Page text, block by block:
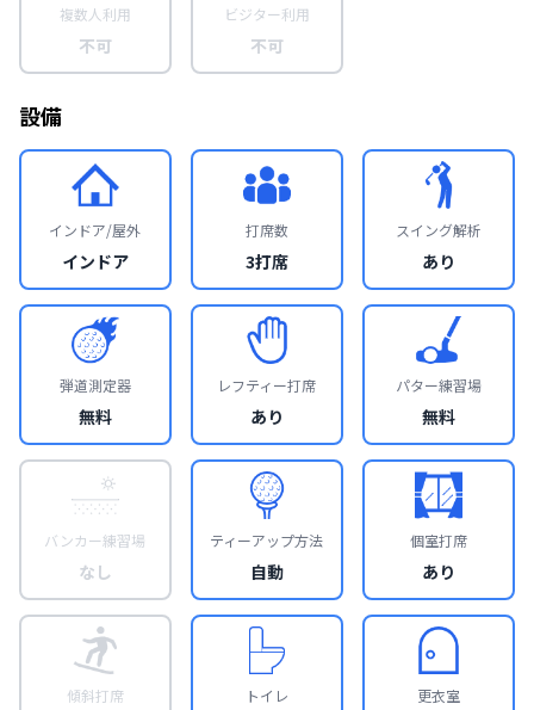
複数人利用
不可
ビジター利用
不可
設備
インドア/屋外
インドア
打席数
3打席
スイング解析
あり
弾道測定器
無料
レフティー打席
あり
パター練習場
無料
バンカー練習場
なし
ティーアップ方法
自動
個室打席
あり
傾斜打席 トイレ 更衣室